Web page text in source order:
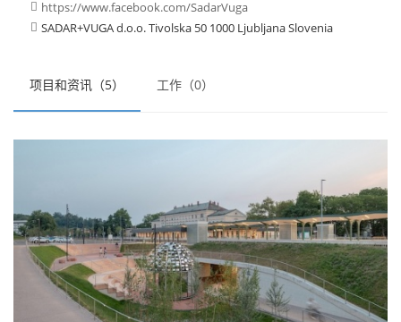
项目和资讯（5） 工作（0）
 https://www.facebook.com/SadarVuga
 SADAR+VUGA d.o.o. Tivolska 50 1000 Ljubljana Slovenia